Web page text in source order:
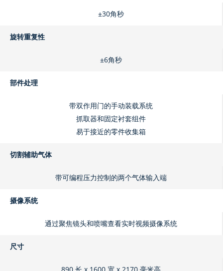
±30角秒
旋转重复性
±6角秒
部件处理
带双作用门的手动装载系统
抓取器和固定衬套组件
易于接近的零件收集箱
切割辅助气体
带可编程压力控制的两个气体输入端
摄像系统
通过聚焦镜头和喷嘴查看实时视频摄像系统
尺寸